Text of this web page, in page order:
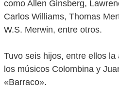
como Allen Ginsberg,
Carlos Williams, Thomas
W.S. Merwin, entre otros.
Tuvo seis hijos, entre ellos
los músicos Colombina y
«Barraco».